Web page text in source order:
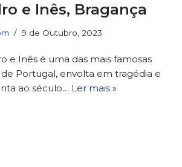
e Inês, Bragança
9 de Outubro, 2023
e Inês é uma das mais famosas
Portugal, envolta em tragédia e
ao século… Ler mais »